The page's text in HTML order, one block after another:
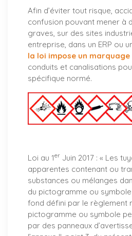
Afin d’éviter tout risque,
confusion pouvant mener à
graves, sur des sites
entreprise, dans un ERP ou
la loi impose un marquage
conduits et canalisations
spécifique normé.
Loi au 1er Juin 2017 : « Les
apparentes contenant ou
substances ou mélanges
du pictogramme ou
fond défini par le règlement
pictogramme ou symbole
par des panneaux